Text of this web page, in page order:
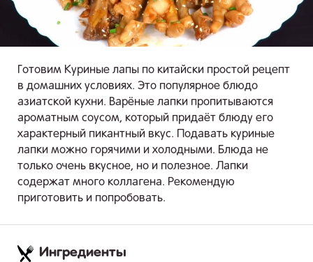
Готовим Куриные лапы по китайски простой рецепт
в домашних условиях. Это популярное блюдо
азиатской кухни. Варёные лапки пропитываются
ароматным соусом, который придаёт блюду его
характерный пикантный вкус. Подавать куриные
лапки можно горячими и холодными. Блюда не
только очень вкусное, но и полезное. Лапки
содержат много коллагена. Рекомендую
приготовить и попробовать.
Ингредиенты